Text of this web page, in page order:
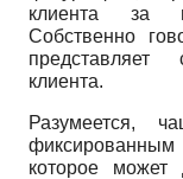
клиента за
Собственно
представляет
клиента.
Разумеется,
которое может